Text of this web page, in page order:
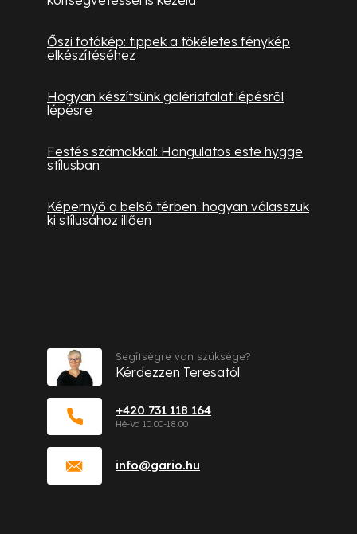
Őszi fotókép: tippek a tökéletes fénykép
elkészítéséhez
Hogyan készítsünk galériafalat lépésről
lépésre
Festés számokkal: Hangulatos este hygge
stílusban
Képernyő a belső térben: hogyan válasszuk
ki stílusához illően
info@gario.hu
+420 731 118 164
Segítségre van szüksége?
Kérdezzen Teresatól